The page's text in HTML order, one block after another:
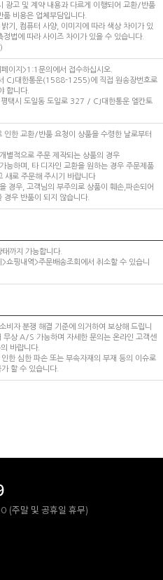
광고 및 계약 내용과 다르게 이행되어 교환/반품
비용은 업체부담입니다.
기, 컴퓨터 사양, 이미지에 따라 색상 차이가 있
정법에 따라 사이즈 차이가 있을 수 있습니다.
이지>1:1문의에서 접수하십시오.
CJ대한통운(1588-1255)에 직접 원송장번호로
합니다.
택시 도일동 도일로 327 / CJ대한통운 엘칸토
인한 교환/반품 요청이 상품을 수령한 날로부터
별적으로 주문 제작되는 상품의 경우
능하며, 타 디자인 교환을 원하는 경우 주문제품
새로 주문해 주시기 바랍니다
경우, 고객님의 부주의로 상품이 훼손,파손되어
경우 반품이 되지 않습니다.
까지 가능합니다.
쇼핑내역>주문배송조회에서 취소할 수 있습니
비자 분쟁 해결 기준에 의거하여 보상해 드립니
무상 A/S 가능하며 자세한 문의는 온라인 고객센
바랍니다.
한 심한 파손 또는 부속자재의 부재 등의 이슈로
할 수 있습니다.
(주말 및 공휴일 휴무)